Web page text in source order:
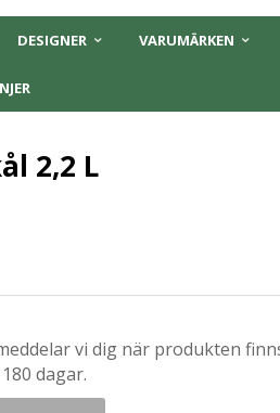
DESIGNER VARUMÄRKEN
2,2 L
vi dig när produkten
dagar.